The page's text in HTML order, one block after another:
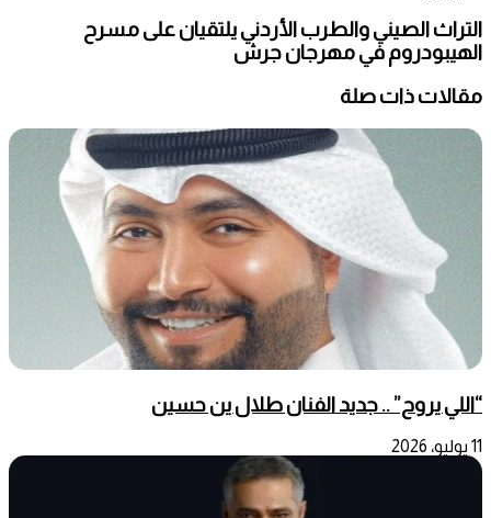
التراث الصيني والطرب الأردني يلتقيان على مسرح
الهيبودروم في مهرجان جرش
مقالات ذات صلة
“اللي يروح” .. جديد الفنان طلال ين حسين
11 يوليو، 2026